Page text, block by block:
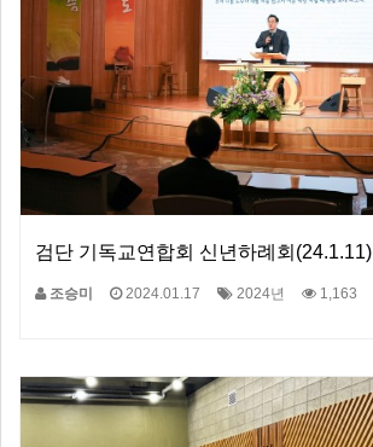
검단 기독교연합회 신년하례회(24.1.11)
조승미 2024.01.17 2024년 1,163